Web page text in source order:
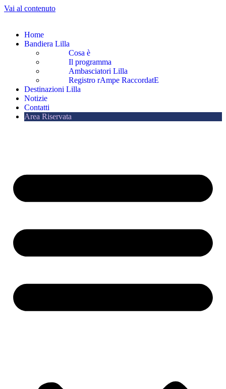
Vai al contenuto
Home
Bandiera Lilla
Cosa è
Il programma
Ambasciatori Lilla
Registro rAmpe RaccordatE
Destinazioni Lilla
Notizie
Contatti
Area Riservata